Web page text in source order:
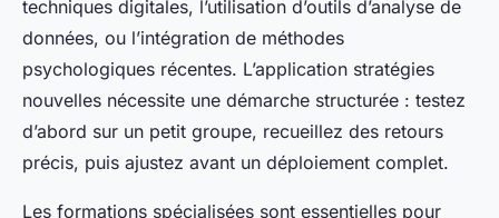
techniques digitales, l’utilisation d’outils d’analyse de
données, ou l’intégration de méthodes
psychologiques récentes. L’application stratégies
nouvelles nécessite une démarche structurée : testez
d’abord sur un petit groupe, recueillez des retours
précis, puis ajustez avant un déploiement complet.
Les formations spécialisées sont essentielles pour